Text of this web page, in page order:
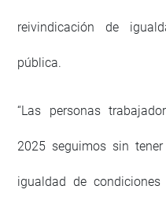
reivindicación de
pública.
“Las personas
2025 seguimos sin
igualdad de